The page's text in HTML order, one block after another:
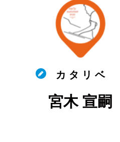
カ タ リ ベ
宮木 宣嗣